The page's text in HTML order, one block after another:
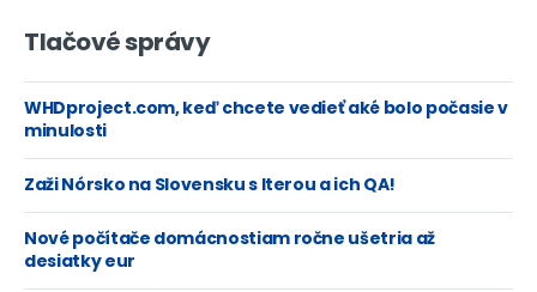
Tlačové správy
WHDproject.com, keď chcete vedieť aké bolo počasie v
minulosti
Zaži Nórsko na Slovensku s Iterou a ich QA!
Nové počítače domácnostiam ročne ušetria až
desiatky eur